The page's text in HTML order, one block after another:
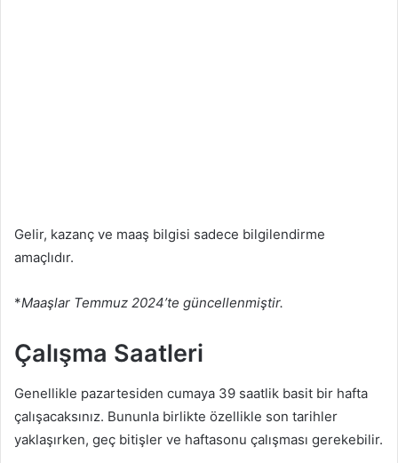
Gelir, kazanç ve maaş bilgisi sadece bilgilendirme
amaçlıdır.
*Maaşlar Temmuz 2024’te güncellenmiştir.
Çalışma Saatleri
Genellikle pazartesiden cumaya 39 saatlik basit bir hafta
çalışacaksınız. Bununla birlikte özellikle son tarihler
yaklaşırken, geç bitişler ve haftasonu çalışması gerekebilir.